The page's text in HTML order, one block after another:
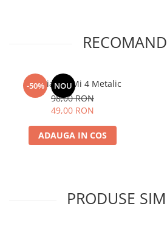
-50% NOU
Cric Xiaomi Mi 4 Metalic
98,00 RON
49,00 RON
ADAUGA IN COS
PRODUSE